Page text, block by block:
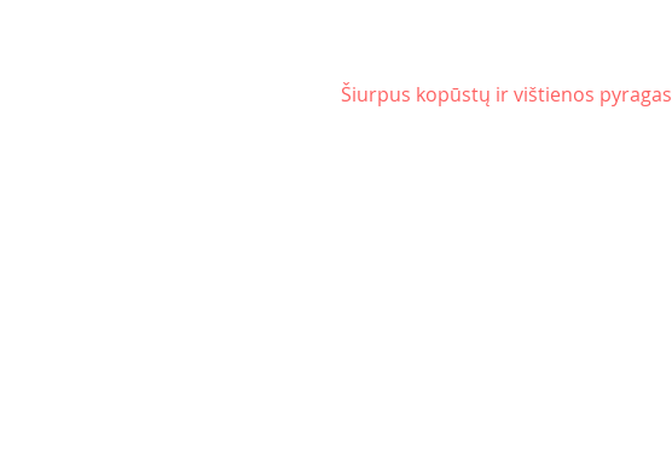
Šiurpus kopūstų ir vištienos pyragas